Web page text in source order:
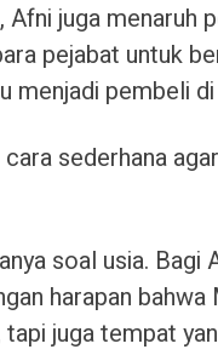
Afni juga menaruh
pejabat untuk
menjadi pembeli
sederhana
soal usia.
harapan
juga tempat